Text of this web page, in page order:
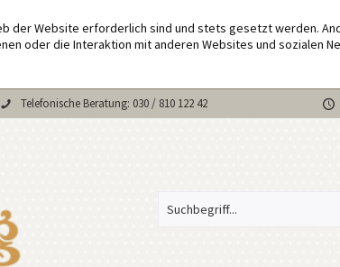
der Website erforderlich sind und stets gesetzt werden.
oder die Interaktion mit anderen Websites und sozialen
Telefonische Beratung: 030 / 810 122 42